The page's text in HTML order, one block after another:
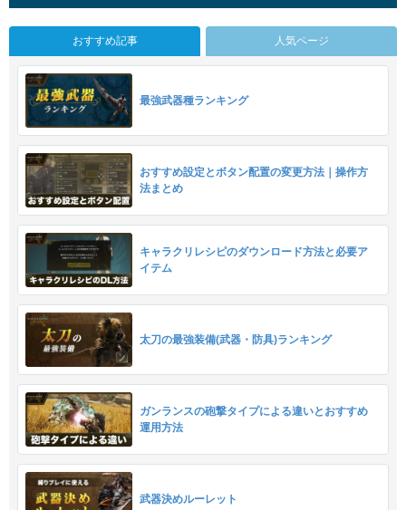
おすすめ記事 人気ページ
最強武器種ランキング
おすすめ設定とボタン配置の変更方法｜操作方
法まとめ
キャラクリレシピのダウンロード方法と必要ア
イテム
太刀の最強装備(武器・防具)ランキング
ガンランスの砲撃タイプによる違いとおすすめ
運用方法
武器決めルーレット